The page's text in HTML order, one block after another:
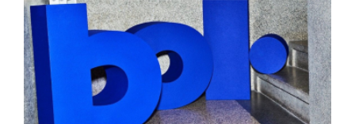
De retailers roepen klanten op alert te zijn voor
phishing.